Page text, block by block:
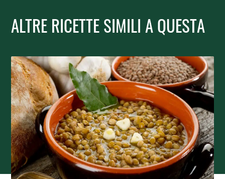
ALTRE RICETTE SIMILI A QUESTA